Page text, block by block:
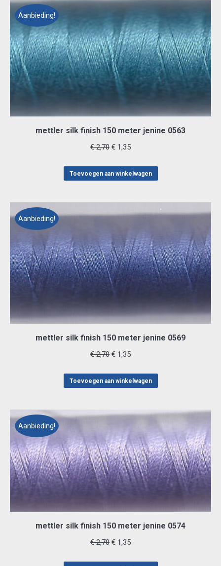
Aanbieding!
mettler silk finish 150 meter jenine 0563
€2,70 Oorspronkelijke
was:
€ 1,35Huidige
is:
Toevoegen aan winkelwagen
Aanbieding!
mettler silk finish 150 meter jenine 0569
€2,70 Oorspronkelijke
was:
€ 1,35Huidige
is:
Toevoegen aan winkelwagen
Aanbieding!
mettler silk finish 150 meter jenine 0574
€2,70 Oorspronkelijke
€ 1,35Huidige